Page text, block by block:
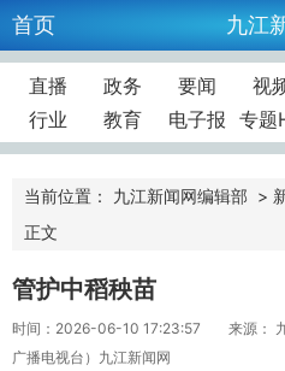
首页 九江
直播 政务 要闻 视
行业
教育 电子报 专题
当前位置： 九江新闻网编辑部 >
正文
管护中稻秧苗
时间：2026-06-10 17:23:57
来源：
广播电视台）九江新闻网